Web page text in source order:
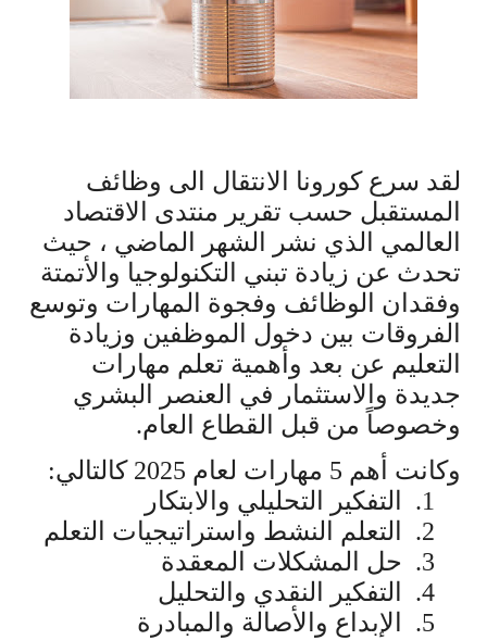
لقد سرع كورونا الانتقال الى وظائف
المستقبل حسب تقرير منتدى الاقتصاد
العالمي الذي نشر الشهر الماضي ، حيث
تحدث عن زيادة تبني التكنولوجيا والأتمتة
وفقدان الوظائف وفجوة المهارات وتوسع
الفروقات بين دخول الموظفين وزيادة
التعليم عن بعد وأهمية تعلم مهارات
جديدة والاستثمار في العنصر البشري
وخصوصاً من قبل القطاع العام.
وكانت أهم 5 مهارات لعام 2025 كالتالي:
1.
التفكير التحليلي والابتكار
2.
التعلم النشط واستراتيجيات التعلم
3.
حل المشكلات المعقدة
4.
التفكير النقدي والتحليل
5.
الإبداع والأصالة والمبادرة